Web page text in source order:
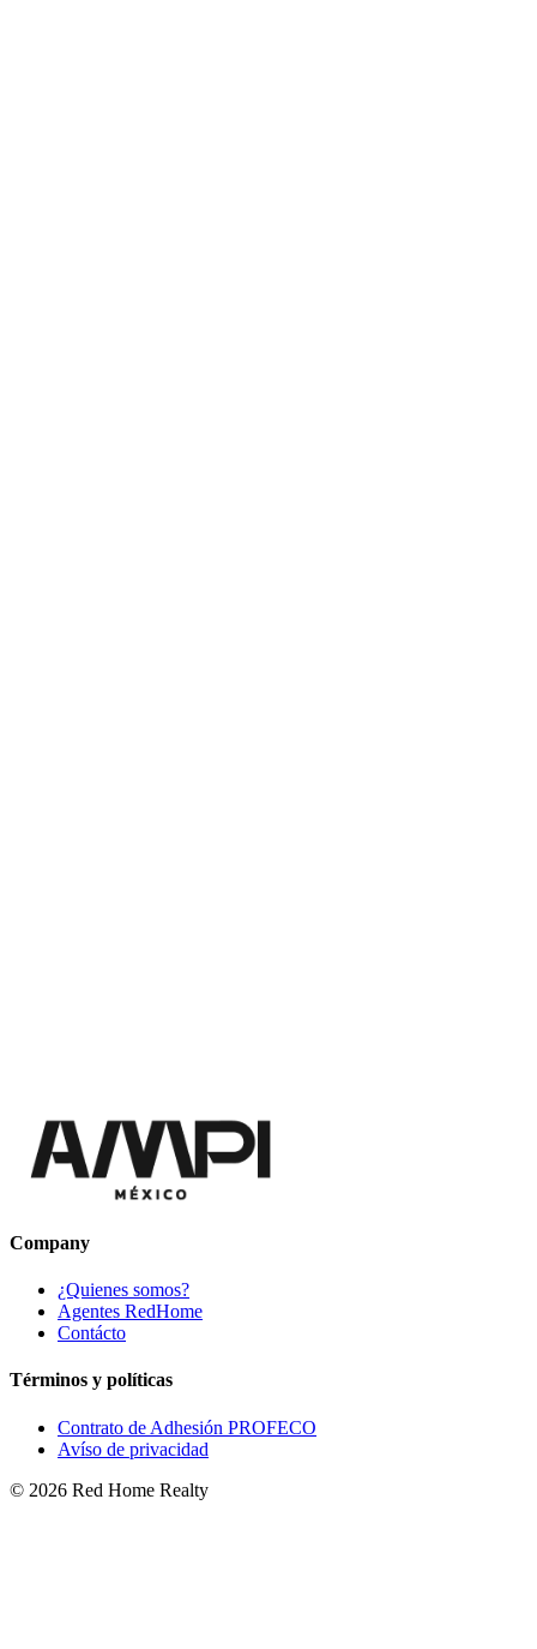
Company
¿Quienes somos?
Agentes RedHome
Contácto
Términos y políticas
Contrato de Adhesión PROFECO
Avíso de privacidad
© 2026 Red Home Realty